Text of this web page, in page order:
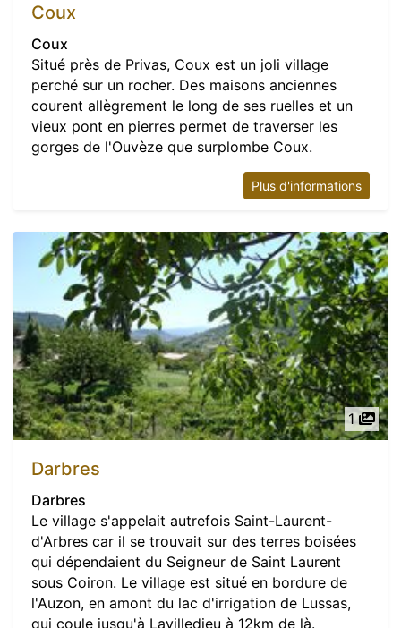
Coux
Coux
Situé près de Privas, Coux est un joli village
perché sur un rocher. Des maisons anciennes
courent allègrement le long de ses ruelles et un
vieux pont en pierres permet de traverser les
gorges de l'Ouvèze que surplombe Coux.
Plus d'informations
1
Darbres
Darbres
Le village s'appelait autrefois Saint-Laurent-
d'Arbres car il se trouvait sur des terres boisées
qui dépendaient du Seigneur de Saint Laurent
sous Coiron. Le village est situé en bordure de
l'Auzon, en amont du lac d'irrigation de Lussas,
qui coule jusqu'à Lavilledieu à 12km de là.